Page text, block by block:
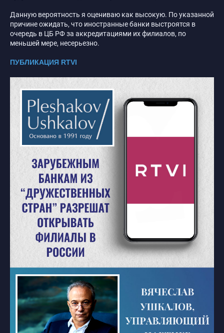
Данную вероятность я оцениваю как высокую. По указанной
причине ожидать, что иностранные банки выстроятся в
очередь в ЦБ РФ за аккредитациями их филиалов, по
меньшей мере, несерьезно.
ПУБЛИКАЦИЯ RTVI